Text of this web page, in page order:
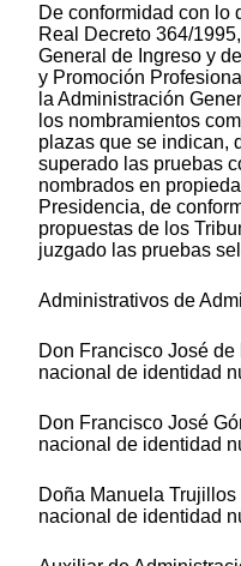
De conformidad con lo
Real Decreto 364/
General de Ingreso y
y Promoción
la Administración
los nombramientos
plazas que se indican,
superado las pruebas
nombrados en
Presidencia, de
propuestas de los
juzgado las pruebas
Administrativos de
Don Francisco José
nacional de identidad
Don Francisco José
nacional de identidad
Doña Manuela
nacional de identidad